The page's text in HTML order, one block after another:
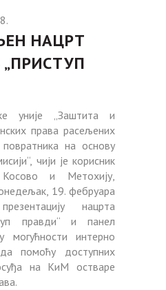
НАЦРТ
уније „Заштита и
права расељених
на основу
чији је корисник
и Метохију,
19. фебруара
нацрта
правди“ и панел
могућности интерно
помоћу доступних
на КиМ остваре